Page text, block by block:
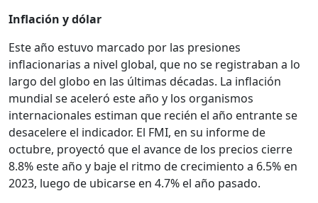
Inflación y dólar
Este año estuvo marcado por las presiones
inflacionarias a nivel global, que no se registraban a lo
largo del globo en las últimas décadas. La inflación
mundial se aceleró este año y los organismos
internacionales estiman que recién el año entrante se
desacelere el indicador. El FMI, en su informe de
octubre, proyectó que el avance de los precios cierre
8.8% este año y baje el ritmo de crecimiento a 6.5% en
2023, luego de ubicarse en 4.7% el año pasado.